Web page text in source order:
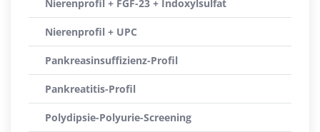
Nierenprofil + FGF-23 + Indoxylsulfat
Nierenprofil + UPC
Pankreasinsuffizienz-Profil
Pankreatitis-Profil
Polydipsie-Polyurie-Screening